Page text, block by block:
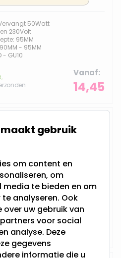
50Watt
230Volt
95MM
- 95MM
- GU10
Vanaf
14,45
50Watt
230Volt
105MM
van 72*72MM
- GU10
Vanaf
maakt gebruik
om content en
om
te bieden en om
analyseren. Ook
uw gebruik van
voor social
analyse. Deze
gegevens
informatie die u